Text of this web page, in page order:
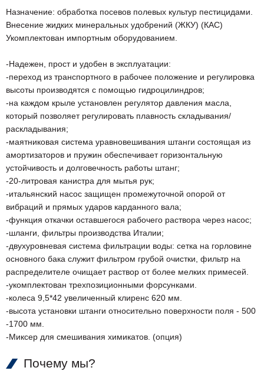
Назначение: обработка посевов полевых культур пестицидами.
Внесение жидких минеральных удобрений (ЖКУ) (КАС)
Укомплектован импортным оборудованием.
-Надежен, прост и удобен в эксплуатации:
-переход из транспортного в рабочее положение и регулировка
высоты производятся с помощью гидроцилиндров;
-на каждом крыле установлен регулятор давления масла,
который позволяет регулировать плавность складывания/
раскладывания;
-маятниковая система уравновешивания штанги состоящая из
амортизаторов и пружин обеспечивает горизонтальную
устойчивость и долговечность работы штанг;
-20-литровая канистра для мытья рук;
-итальянский насос защищен промежуточной опорой от
вибраций и прямых ударов карданного вала;
-функция откачки оставшегося рабочего раствора через насос;
-шланги, фильтры производства Италии;
-двухуровневая система фильтрации воды: сетка на горловине
основного бака служит фильтром грубой очистки, фильтр на
распределителе очищает раствор от более мелких примесей.
-укомплектован трехпозиционными форсунками.
-колеса 9,5*42 увеличенный клиренс 620 мм.
-высота установки штанги относительно поверхности поля - 500
-1700 мм.
-Миксер для смешивания химикатов. (опция)
Почему мы?